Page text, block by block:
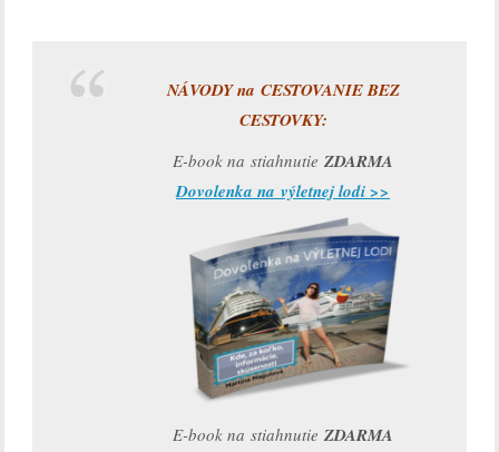
NÁVODY na CESTOVANIE BEZ
CESTOVKY:
E-book na stiahnutie ZDARMA
Dovolenka na výletnej lodi >>
E-book na stiahnutie ZDARMA